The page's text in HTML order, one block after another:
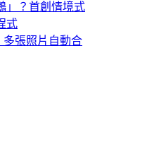
」？首創情境式
式
多張照片自動合